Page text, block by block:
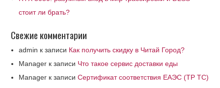
стоит ли брать?
Свежие комментарии
admin к записи Как получить скидку в Читай Город?
Manager к записи Что такое сервис доставки еды
Manager к записиСертификат соответствия ЕАЭС (ТР ТС)